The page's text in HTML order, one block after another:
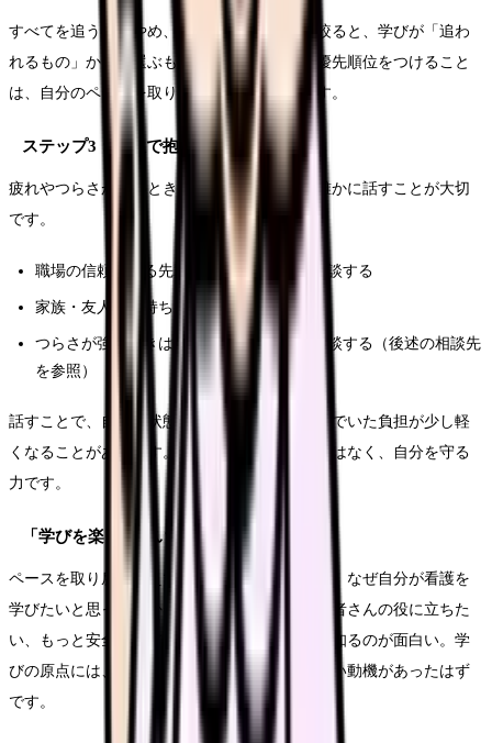
すべてを追うのをやめ、本当に必要なものに絞ると、学びが「追わ
れるもの」から「選ぶもの」に変わります。優先順位をつけること
は、自分のペースを取り戻すことでもあります。
ステップ3：一人で抱えず、相談する
疲れやつらさが強いときは、一人で抱えず、誰かに話すことが大切
です。
職場の信頼できる先輩・上司に、負担を相談する
家族・友人に気持ちを話す
つらさが強いときは、専門の相談窓口に相談する（後述の相談先
を参照）
話すことで、自分の状態が整理され、抱え込んでいた負担が少し軽
くなることがあります。相談することは弱さではなく、自分を守る
力です。
「学びを楽しめていた頃」を思い出す
ペースを取り戻すうえで、もう一つ大切なのが、なぜ自分が看護を
学びたいと思ったのかを思い出すことです。患者さんの役に立ちた
い、もっと安全なケアをしたい、新しいことを知るのが面白い。学
びの原点には、本来「やらされるもの」ではない動機があったはず
です。